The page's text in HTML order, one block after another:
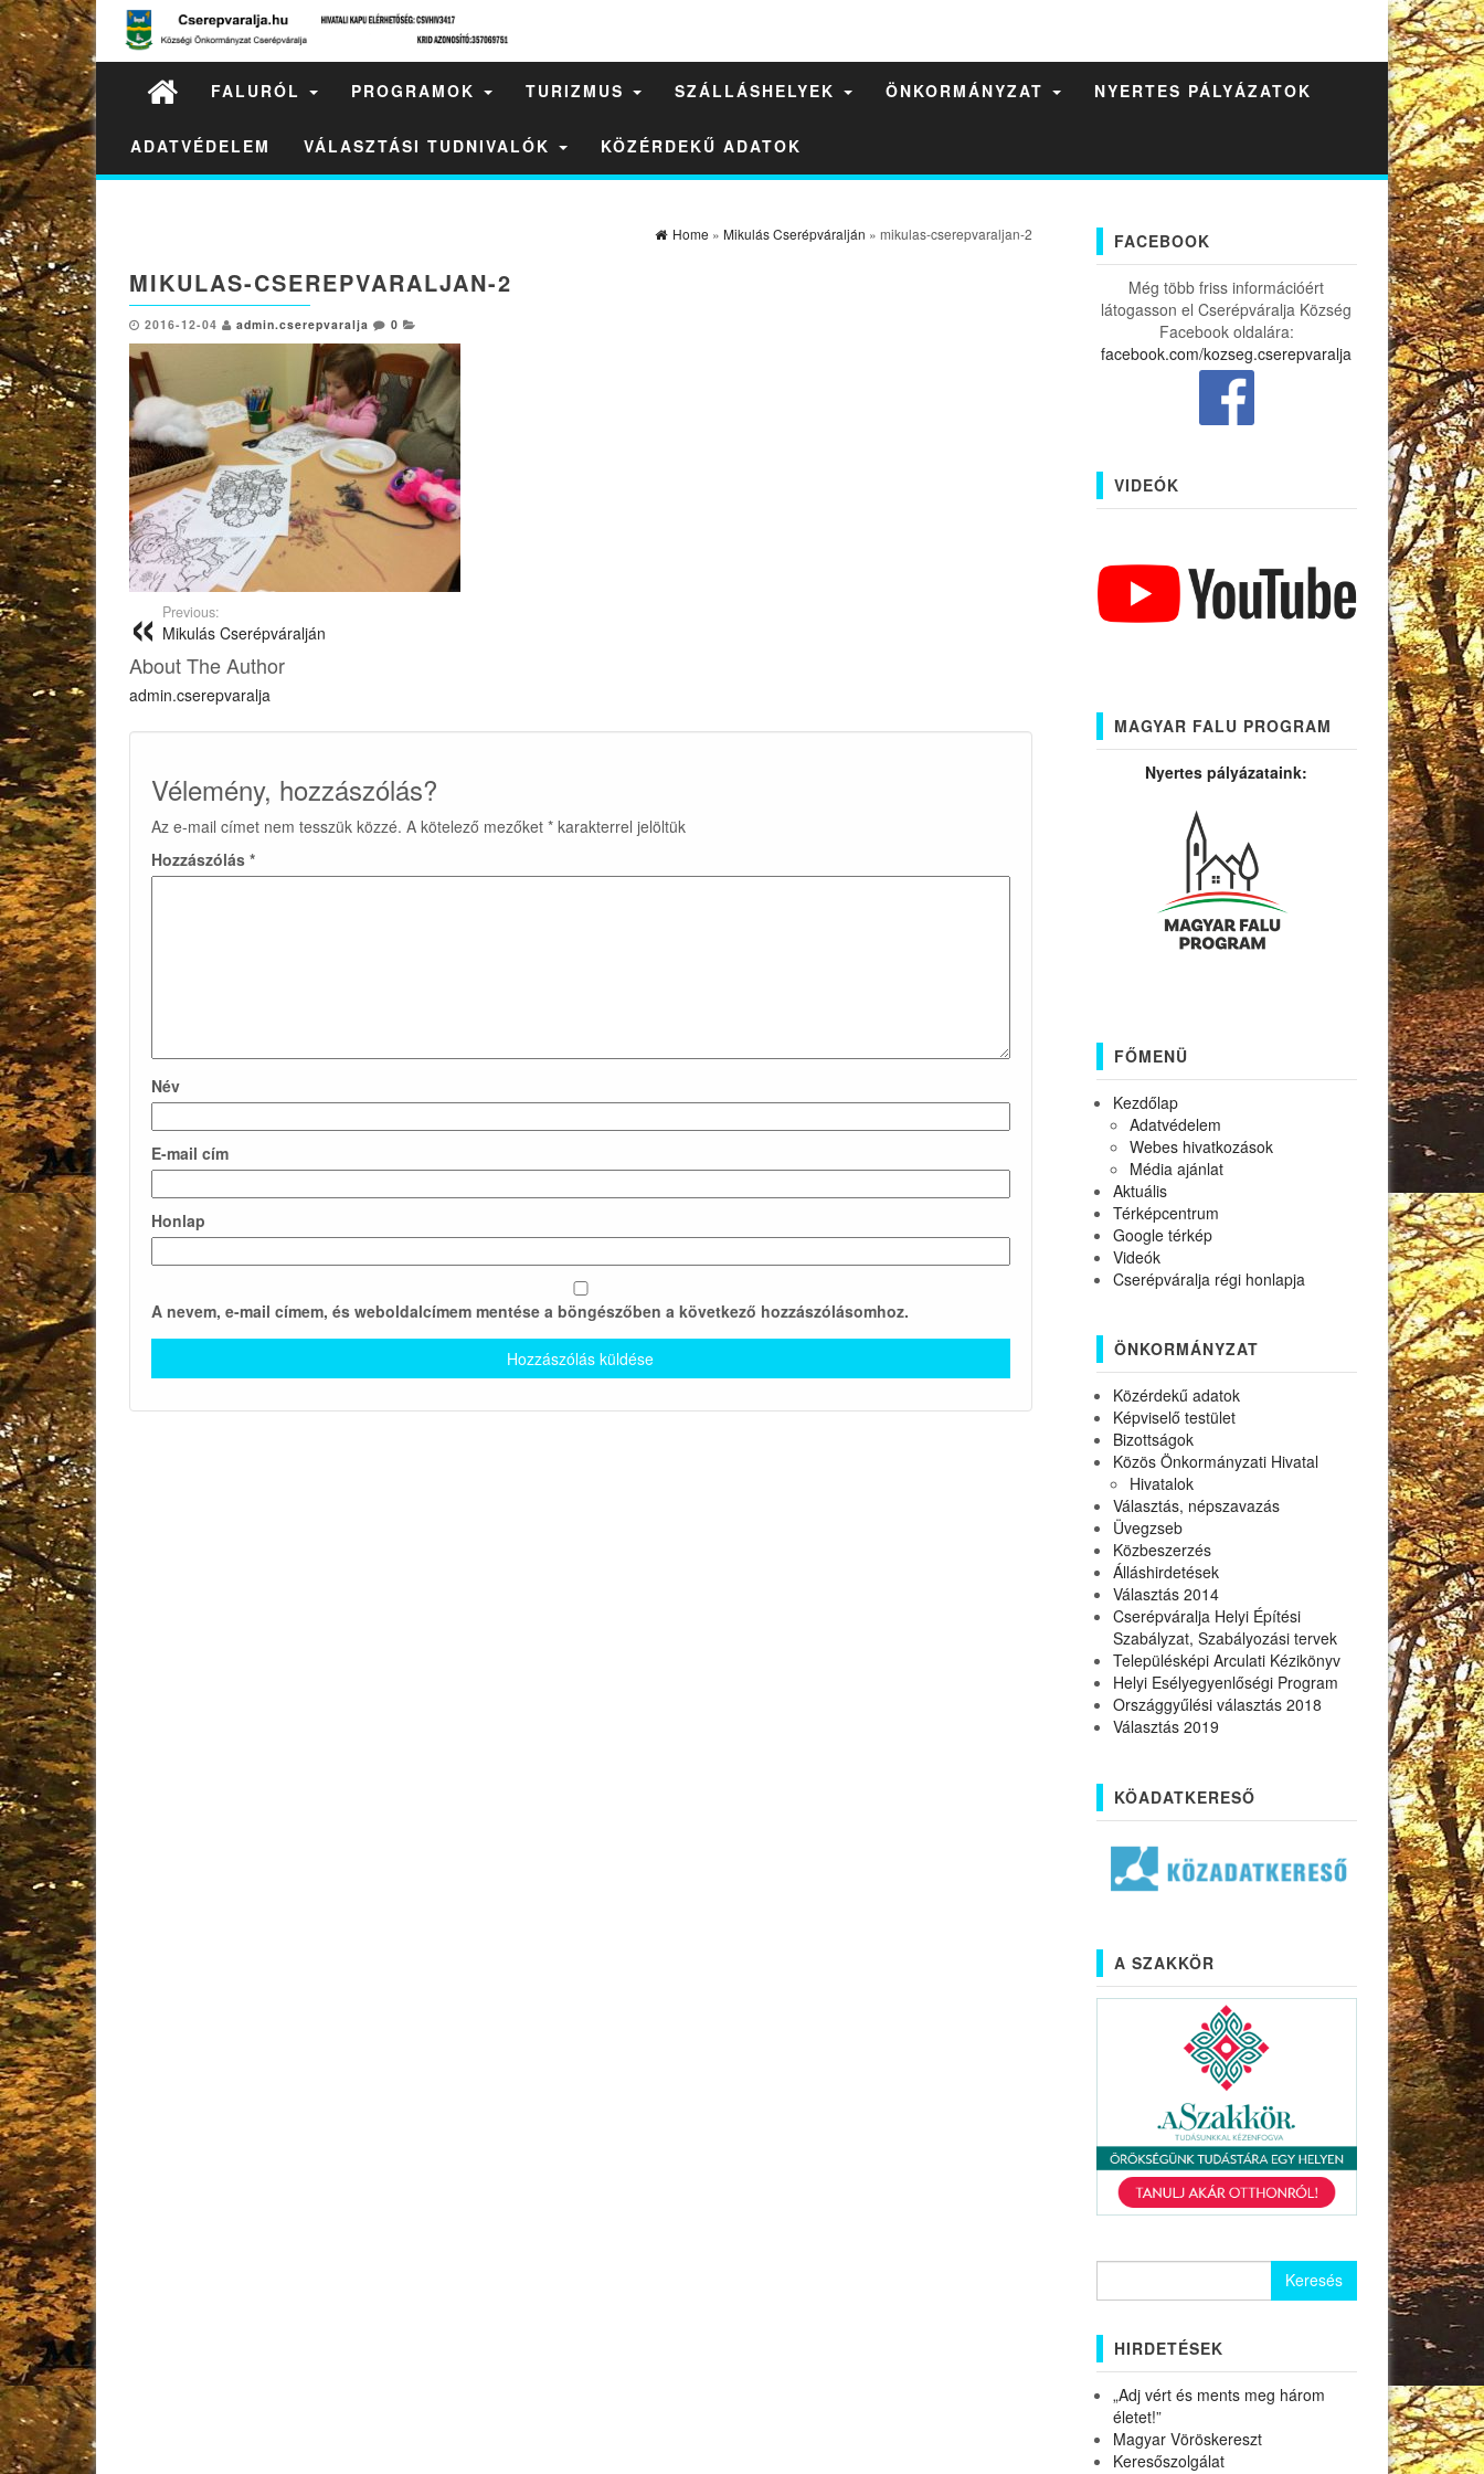
FALURÓL PROGRAMOK TURIZMUS SZÁLLÁSHELYEK ÖNKORMÁNYZAT NYERTES PÁLYÁZATOK
ADATVÉDELEM VÁLASZTÁSI TUDNIVALÓK KÖZÉRDEKŰ ADATOK
Home » Mikulás Cserépváralján » mikulas-cserepvaraljan-2
MIKULAS-CSEREPVARALJAN-2
2016-12-04 admin.cserepvaralja 0
Previous:
Mikulás Cserépváralján
About The Author
admin.cserepvaralja
Vélemény, hozzászólás?
Az e-mail címet nem tesszük közzé. A kötelező mezőket * karakterrel jelöltük
Hozzászólás *
Név
E-mail cím
Honlap
A nevem, e-mail címem, és weboldalcímem mentése a böngészőben a következő hozzászólásomhoz.
FACEBOOK
Még több friss információért
látogasson el Cserépváralja Község
Facebook oldalára:
facebook.com/kozseg.cserepvaralja
VIDEÓK
MAGYAR FALU PROGRAM
Nyertes pályázataink:
FŐMENÜ
Kezdőlap
Adatvédelem
Webes hivatkozások
Média ajánlat
Aktuális
Térképcentrum
Google térkép
Videók
Cserépváralja régi honlapja
ÖNKORMÁNYZAT
Közérdekű adatok
Képviselő testület
Bizottságok
Közös Önkormányzati Hivatal
Hivatalok
Választás, népszavazás
Üvegzseb
Közbeszerzés
Álláshirdetések
Választás 2014
Cserépváralja Helyi Építési
Szabályzat, Szabályozási tervek
Településképi Arculati Kézikönyv
Helyi Esélyegyenlőségi Program
Országgyűlési választás 2018
Választás 2019
KÖADATKERESŐ
A SZAKKÖR
HIRDETÉSEK
„Adj vért és ments meg három
életet!”
Magyar Vöröskereszt
Keresőszolgálat